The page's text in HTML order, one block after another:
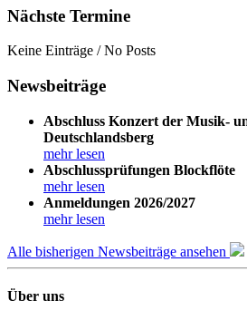
Nächste Termine
Keine Einträge / No Posts
Newsbeiträge
Abschluss Konzert der Musik-
Deutschlandsberg
mehr lesen
Abschlussprüfungen Blockflöte
mehr lesen
Anmeldungen 2026/2027
mehr lesen
Alle bisherigen Newsbeiträge ansehen
Über uns